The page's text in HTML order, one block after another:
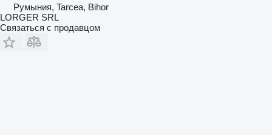
Румыния, Tarcea, Bihor
LORGER SRL
Связаться с продавцом